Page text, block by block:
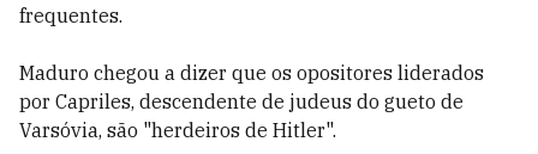
frequentes.
Maduro chegou a dizer que os opositores liderados
por Capriles, descendente de judeus do gueto de
Varsóvia, são "herdeiros de Hitler".